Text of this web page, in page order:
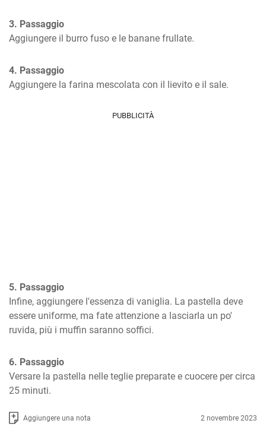
3. Passaggio
Aggiungere il burro fuso e le banane frullate.
4. Passaggio
Aggiungere la farina mescolata con il lievito e il sale.
PUBBLICITÀ
5. Passaggio
Infine, aggiungere l'essenza di vaniglia. La pastella deve
essere uniforme, ma fate attenzione a lasciarla un po'
ruvida, più i muffin saranno soffici.
6. Passaggio
Versare la pastella nelle teglie preparate e cuocere per circa
25 minuti.
Aggiungere una nota 2 novembre 2023